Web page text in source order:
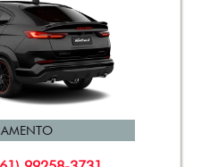
270 FLEX AT 2025